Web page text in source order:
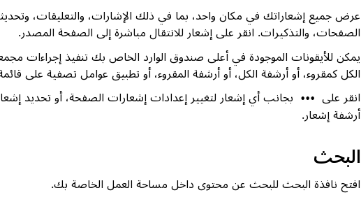
عرض جميع إشعاراتك في مكان واحد، بما في ذلك الإشارات، والتعليقات،
الصفحات، والتذكيرات. انقر على إشعار للانتقال مباشرة إلى الصفحة المصدر.
يمكن للأيقونات الموجودة في أعلى صندوق الوارد الخاص بك تنفيذ إجراءات
الكل كمقروء، أو أرشفة الكل، أو أرشفة المقروء، أو تطبيق عوامل تصفية على
انقر على
•••
بجانب أي إشعار لتغيير إعدادات إشعارات الصفحة، أو تحديد
أرشفة إشعار.
البحث
افتح نافذة البحث للبحث عن محتوى داخل مساحة العمل الخاصة بك.